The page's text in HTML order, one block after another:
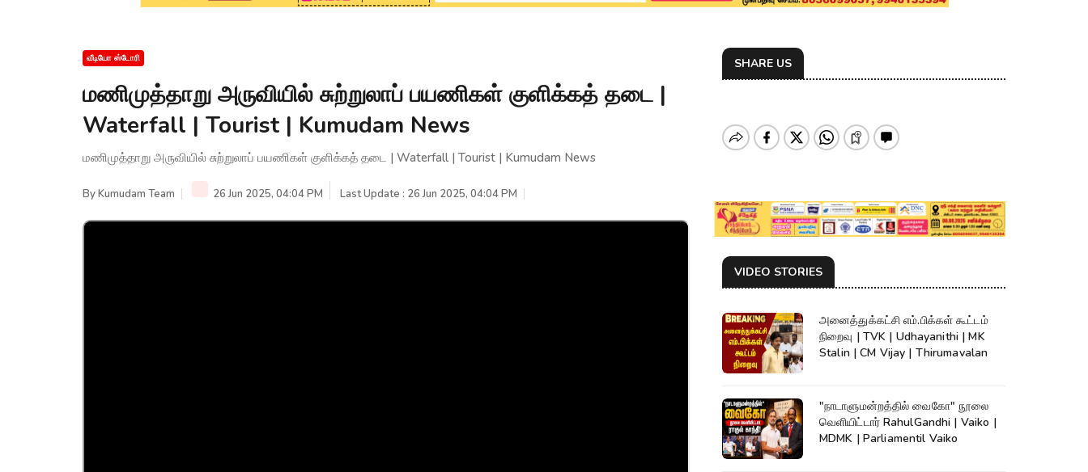
வீடியோ ஸ்டோரி
மணிமுத்தாறு அருவியில் சுற்றுலாப் பயணிகள் குளிக்கத் தடை |
Waterfall | Tourist | Kumudam News
மணிமுத்தாறு அருவியில் சுற்றுலாப் பயணிகள் குளிக்கத் தடை | Waterfall | Tourist | Kumudam News
ByKumudam Team 26 Jun 2025, 04:04 PM Last Update : 26 Jun 2025, 04:04 PM
SHARE US
VIDEO STORIES
அனைத்துக்கட்சி எம்.பிக்கள் கூட்டம்
நிறைவு | TVK | Udhayanithi | MK
Stalin | CM Vijay | Thirumavalan
"நாடாளுமன்றத்தில் வைகோ" நூலை
வெளியிட்டார் RahulGandhi | Vaiko |
MDMK | Parliamentil Vaiko